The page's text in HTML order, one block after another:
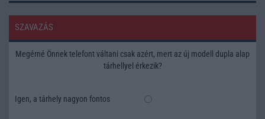
SZAVAZÁS
Megérné Önnek telefont váltani csak azért, mert az új modell dupla alap
tárhellyel érkezik?
Igen, a tárhely nagyon fontos